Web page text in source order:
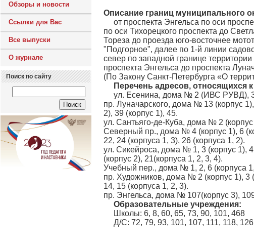
Обзоры и новости
Ссылки для Вас
Все выпуски
О журнале
Поиск по сайту
Описание границ муниципального
от проспекта Энгельса по оси
по оси Тихорецкого проспекта до
Тореза до проезда юго-восточнее
"Подгорное", далее по 1-й линии
север по западной границе
проспекта Энгельса до проспекта
(По Закону Санкт-Петербурга «О
Перечень адресов, относящихся
ул. Есенина, дома № 2 (ИВС РУВД), 3,
пр. Луначарского, дома № 13 (корпус
2), 39 (корпус 1), 45.
ул. Сантьяго-де-Куба, дома № 2 (корпус
Северный пр., дома № 4 (корпус 1), 6
22, 24 (корпуса 1, 3), 26 (корпуса 1, 2).
ул. Сикейроса, дома № 1, 3 (корпус 1),
(корпус 2), 21(корпуса 1, 2, 3, 4).
Учебный пер., дома № 1, 2, 6 (корпуса 1,
пр. Художников, дома № 2 (корпус 1), 3
14, 15 (корпуса 1, 2, 3).
пр. Энгельса, дома № 107(корпус 3),
Образовательные учреждения:
Школы: 6, 8, 60, 65, 73, 90, 101, 468
Д/С: 72, 79, 93, 101, 107, 111, 118,